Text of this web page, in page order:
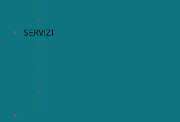
SERVIZI